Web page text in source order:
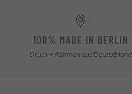
100% MADE IN BERLIN
Druck + Rahmen aus Deutschland